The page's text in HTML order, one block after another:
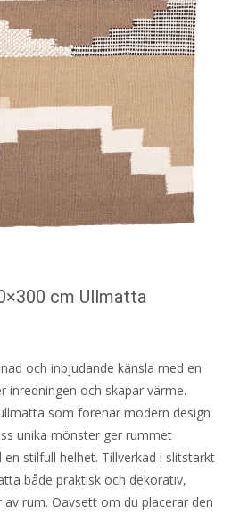
cm Ullmatta
och inbjudande känsla med en
inredningen och skapar värme.
som förenar modern design
unika mönster ger rummet
stilfull helhet. Tillverkad i slitstarkt
både praktisk och dekorativ,
rum. Oavsett om du placerar den